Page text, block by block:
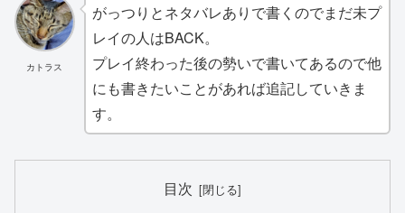
カトラス
がっつりとネタバレありで書くのでまだ未プ
レイの人はBACK。
プレイ終わった後の勢いで書いてあるので他
にも書きたいことがあれば追記していきま
す。
目次